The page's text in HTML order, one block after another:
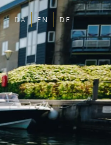
DA EN DE